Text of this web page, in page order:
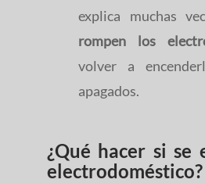
explica muchas
rompen los
volver a
apagados.
¿Qué hacer si se
electrodoméstico?